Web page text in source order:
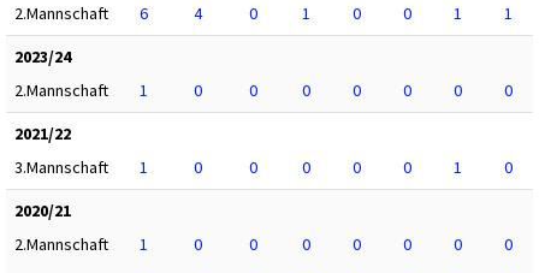
2.Mannschaft
6 4 0 1 0 0 1
1
2023/24
2.Mannschaft
1 0 0 0 0 0 0
0
2021/22
3.Mannschaft
1 0 0 0 0 0 1
0
2020/21
2.Mannschaft
1 0 0 0 0 0 0
0